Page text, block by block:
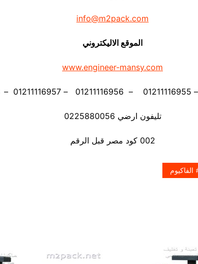
info@m2pack.com
الموقع الاليكتروني
www.engineer-mansy.com
تليفون ارضي 0225880056
002 كود مصر قبل الرقم
الفاكيوم